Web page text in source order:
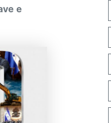
e